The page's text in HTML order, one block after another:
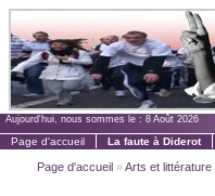
Aujourd'hui, nous sommes le : 8 Août 2026
Page d'accueil La faute à Diderot
Page d'accueil »Arts et littérature